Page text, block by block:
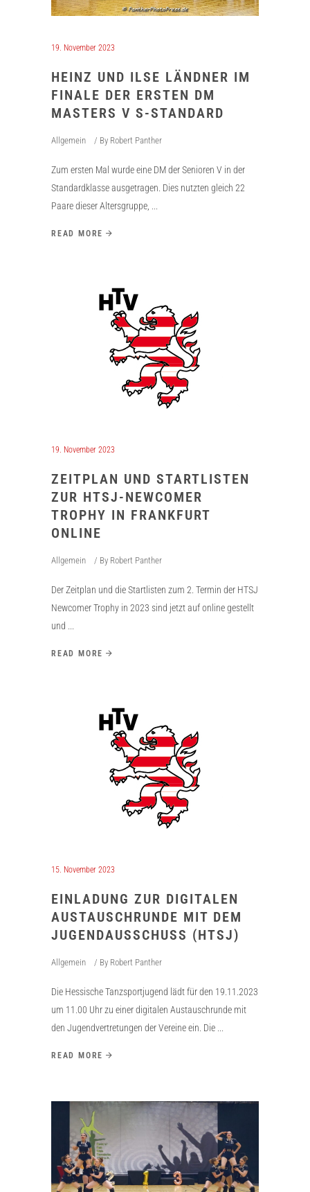
19. November 2023
HEINZ UND ILSE LÄNDNER IM
FINALE DER ERSTEN DM
MASTERS V S-STANDARD
Allgemein By Robert Panther
Zum ersten Mal wurde eine DM der Senioren V in der
Standardklasse ausgetragen. Dies nutzten gleich 22
Paare dieser Altersgruppe,
READ MORE
19. November 2023
ZEITPLAN UND STARTLISTEN
ZUR HTSJ-NEWCOMER
TROPHY IN FRANKFURT
ONLINE
Allgemein By Robert Panther
Der Zeitplan und die Startlisten zum 2. Termin der HTSJ
Newcomer Trophy in 2023 sind jetzt auf online gestellt
und
READ MORE
15. November 2023
EINLADUNG ZUR DIGITALEN
AUSTAUSCHRUNDE MIT DEM
JUGENDAUSSCHUSS (HTSJ)
Allgemein By Robert Panther
Die Hessische Tanzsportjugend lädt für den 19.11.2023
um 11.00 Uhr zu einer digitalen Austauschrunde mit
den Jugendvertretungen der Vereine ein. Die
READ MORE